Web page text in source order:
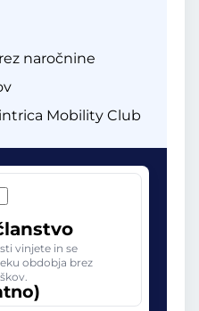
naročnine
Mobility Club
vinjete in se
obdobja brez